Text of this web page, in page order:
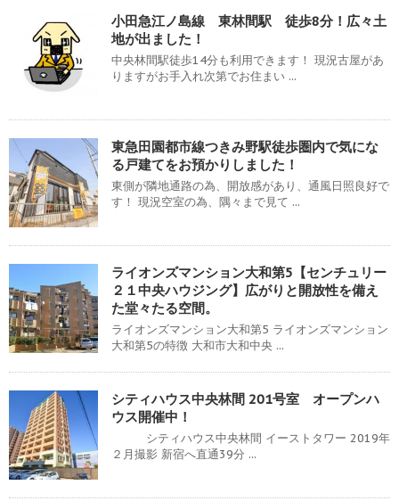
小田急江ノ島線 東林間駅 徒歩8分！広々土
地が出ました！
中央林間駅徒歩14分も利用できます！ 現況古屋があ
りますがお手入れ次第でお住まい ...
東急田園都市線つきみ野駅徒歩圏内で気にな
る戸建てをお預かりしました！
東側が隣地通路の為、開放感があり、通風日照良好で
す！ 現況空室の為、隅々まで見て ...
ライオンズマンション大和第5【センチュリー
２１中央ハウジング】広がりと開放性を備え
た堂々たる空間。
ライオンズマンション大和第5 ライオンズマンション
大和第5の特徴 大和市大和中央 ...
シティハウス中央林間 201号室 オープンハ
ウス開催中！
シティハウス中央林間 イーストタワー 2019年
２月撮影 新宿へ直通39分 ...